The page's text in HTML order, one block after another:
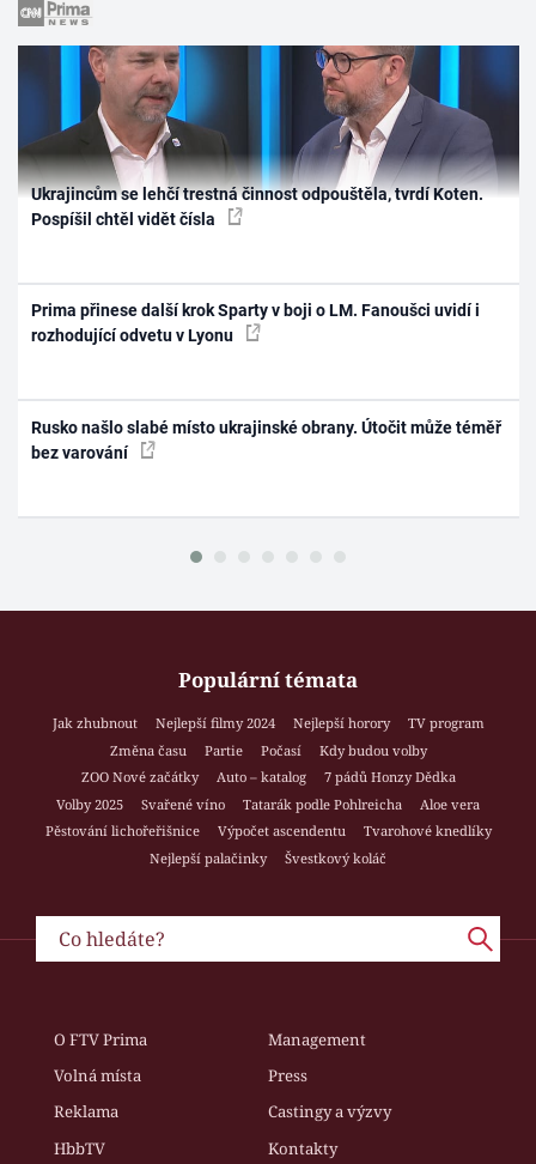
Ukrajincům se lehčí trestná činnost odpouštěla, tvrdí Koten.
Pospíšil chtěl vidět čísla
Prima přinese další krok Sparty v boji o LM. Fanoušci uvidí i
rozhodující odvetu v Lyonu
Rusko našlo slabé místo ukrajinské obrany. Útočit může téměř
bez varování
Populární témata
Jak zhubnout Nejlepší filmy 2024 Nejlepší horory
TV program
Změna času
Partie Počasí
Kdy budou volby
ZOO Nové začátky
Auto – katalog
7 pádů Honzy Dědka
Volby 2025
Svařené víno Tatarák podle Pohlreicha
Aloe vera
Pěstování lichořeřišnice
Výpočet ascendentu
Tvarohové knedlíky
Nejlepší palačinky
Švestkový koláč
O FTV Prima
Management
Volná místa
Press
Reklama
Castingy a výzvy
HbbTV
Kontakty